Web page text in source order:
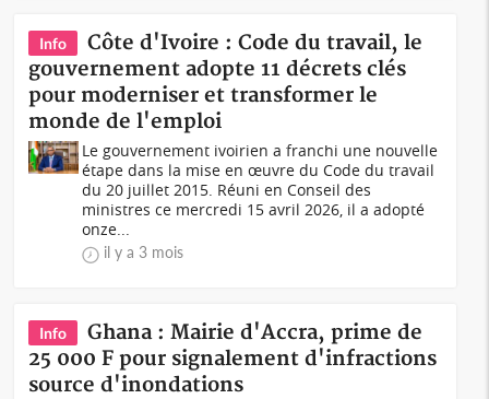
Info
Côte d'Ivoire : Code du travail, le
gouvernement adopte 11 décrets clés
pour moderniser et transformer le
monde de l'emploi
Le gouvernement ivoirien a franchi une nouvelle
étape dans la mise en œuvre du Code du travail
du 20 juillet 2015. Réuni en Conseil des
ministres ce mercredi 15 avril 2026, il a adopté
onze...
il y a 3 mois
Info
Ghana : Mairie d'Accra, prime de
25 000 F pour signalement d'infractions
source d'inondations